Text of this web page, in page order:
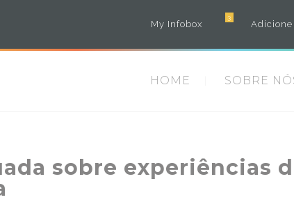
3
My Infobox
HOME SOBRE
sobre experiências